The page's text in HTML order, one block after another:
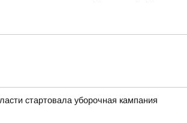
стартовала уборочная кампания